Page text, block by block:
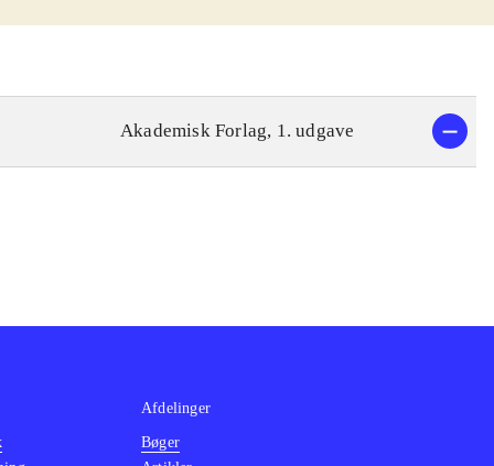
Akademisk Forlag, 1. udgave
Afdelinger
Bøger